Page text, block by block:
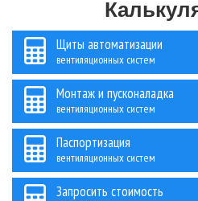
Щиты автоматизации
вентиляционных систем
Монтаж и пусконаладка
вентиляционных систем
Паспортизация
вентиляционных систем
Запросить стоимость